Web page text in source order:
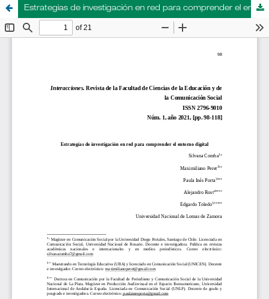
Estrategias de investigación en red para comprender el entorno digital